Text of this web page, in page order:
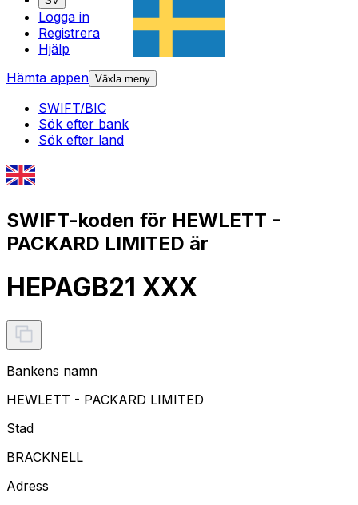
Logga in
Registrera
Hjälp
Hämta appen Växla meny
SWIFT/BIC
Sök efter bank
Sök efter land
SWIFT-koden för HEWLETT -
PACKARD LIMITED är
HEPAGB21 XXX
Bankens namn
HEWLETT - PACKARD LIMITED
Stad
BRACKNELL
Adress